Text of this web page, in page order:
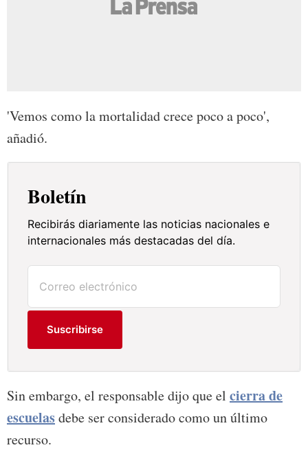
'Vemos como la mortalidad crece poco a poco',
añadió.
Boletín
Recibirás diariamente las noticias nacionales e
internacionales más destacadas del día.
Suscribirse
Sin embargo, el responsable dijo que el cierra de
escuelasdebe ser considerado como un último
recurso.